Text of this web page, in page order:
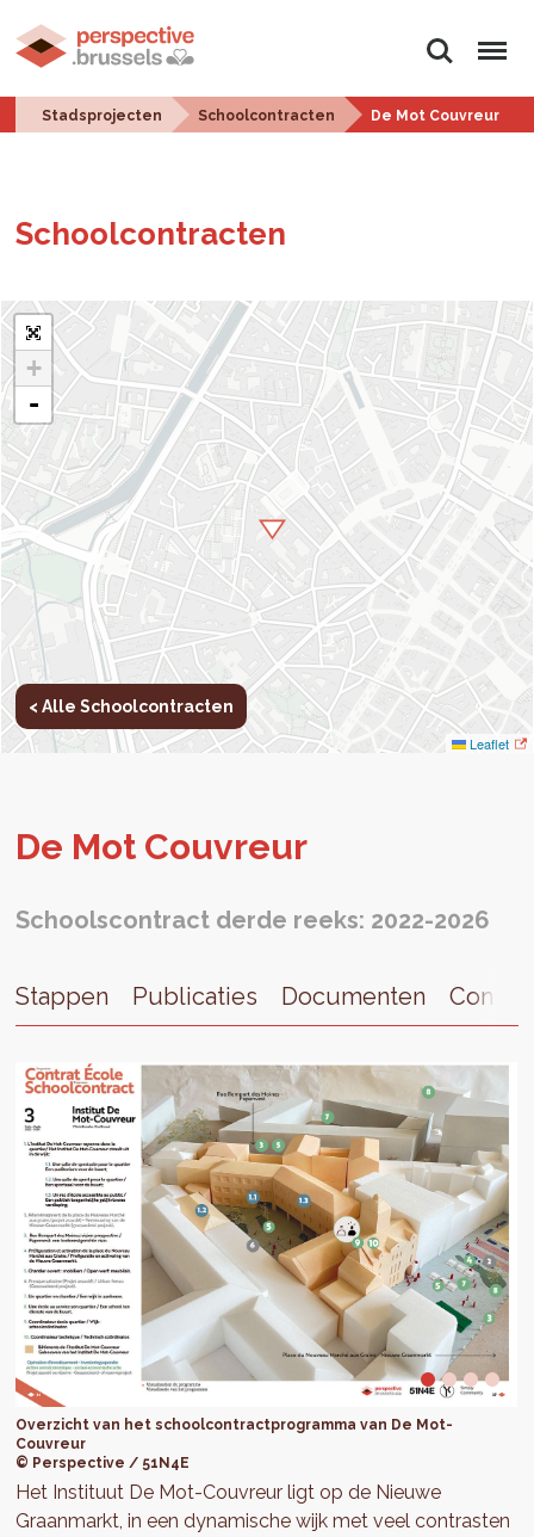
Zoeken Menu
Stadsprojecten Schoolcontracten De Mot Couvreur
School­con­trac­ten
+
-
Leaflet
< Alle Schoolcontracten
De Mot Cou­vreur
Schoolscontract derde reeks: 2022-2026
Stappen Publicaties Documenten
Overzicht van het schoolcontractprogramma van De Mot-
Couvreur
© Perspective / 51N4E
Het Instituut De Mot-Couvreur ligt op de Nieuwe
Graanmarkt, in een dynamische wijk met veel contrasten